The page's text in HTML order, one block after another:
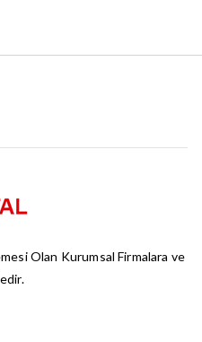
Olan Kurumsal Firmalara ve